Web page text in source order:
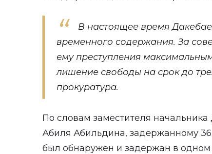
В настоящее время
временного содержания. За
ему преступления
лишение свободы на срок до
прокуратура.
По словам заместителя
Абиля Абильдина, задержанному
был обнаружен и задержан в